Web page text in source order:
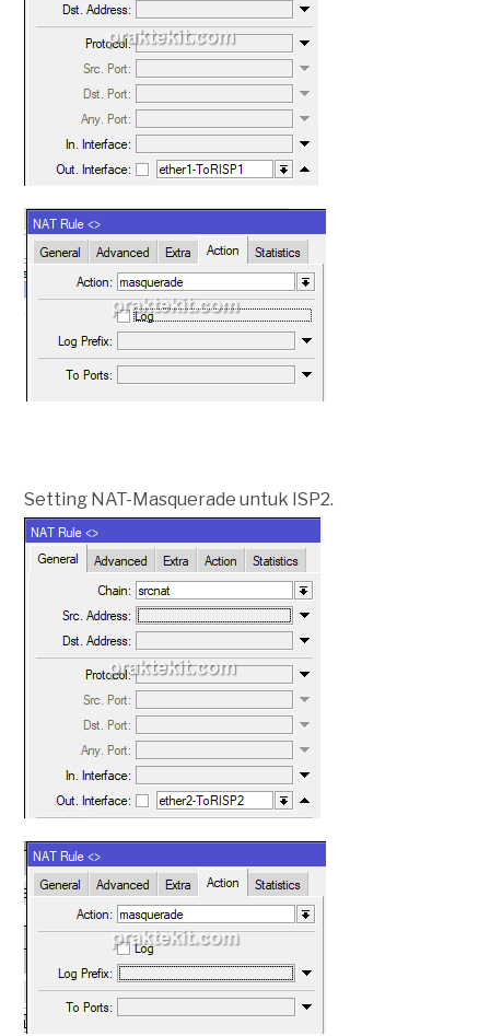
Setting NAT-Masquerade untuk ISP2.